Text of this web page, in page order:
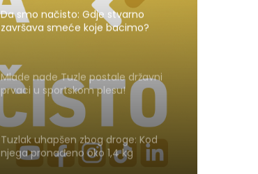
Da smo načisto: Gdje stvarno
završava smeće koje bacimo?
Mlade nade Tuzle postale državni
prvaci u sportskom plesu!
Tuzlak uhapšen zbog droge: Kod
njega pronađeno oko 1,4 kg
amfetamina i marihuane